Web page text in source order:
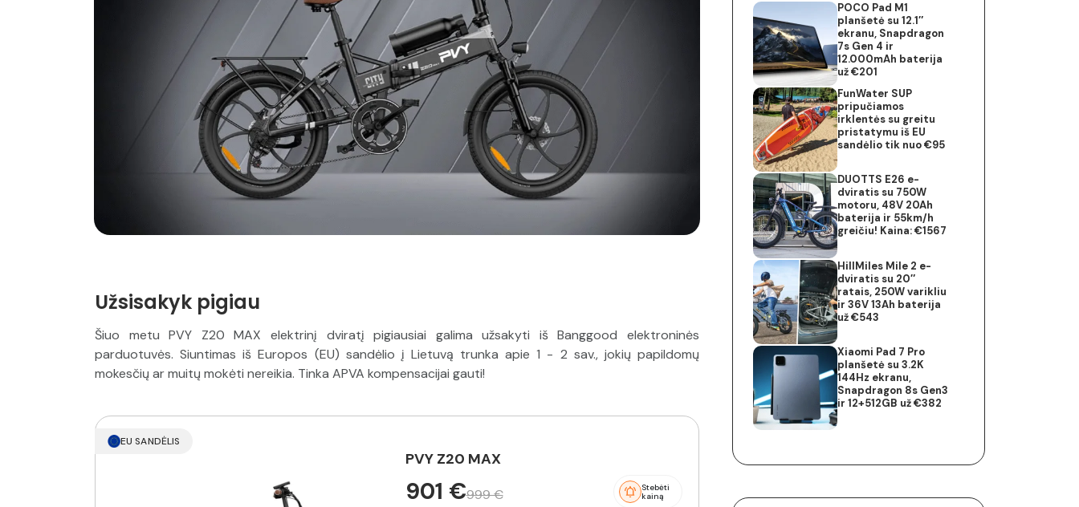
Užsisakyk pigiau
Šiuo metu PVY Z20 MAX elektrinį dviratį pigiausiai galima užsakyti iš Banggood elektroninės
parduotuvės. Siuntimas iš Europos (EU) sandėlio į Lietuvą trunka apie 1 - 2 sav., jokių papildomų
mokesčių ar muitų mokėti nereikia. Tinka APVA kompensacijai gauti!
EU SANDĖLIS
PVY Z20 MAX
901 €999 €
Stebėti
kainą
POCO Pad M1
planšetė su 12.1″
ekranu, Snapdragon
7s Gen 4 ir
12.000mAh baterija
už €201
FunWater SUP
pripučiamos
irklentės su greitu
pristatymu iš EU
sandėlio tik nuo €95
DUOTTS E26 e-
dviratis su 750W
motoru, 48V 20Ah
baterija ir 55km/h
greičiu! Kaina: €1567
HillMiles Mile 2 e-
dviratis su 20″
ratais, 250W varikliu
ir 36V 13Ah baterija
už €543
Xiaomi Pad 7 Pro
planšetė su 3.2K
144Hz ekranu,
Snapdragon 8s Gen3
ir 12+512GB už €382